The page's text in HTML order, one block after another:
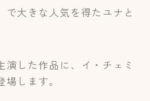
で大きな人気を得たユナと
した作品に、イ・チェミ
します。